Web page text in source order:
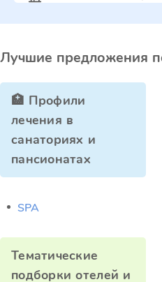
Лучшие предложения
🏥 Профили
лечения в
санаториях и
пансионатах
SPA
Тематические
подборки отелей и